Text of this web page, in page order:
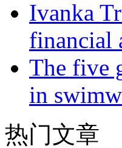
Ivanka
financial
The five
in
热门文章